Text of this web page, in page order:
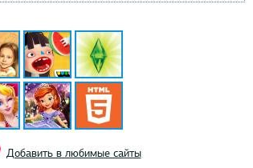
Добавить в любимые сайты